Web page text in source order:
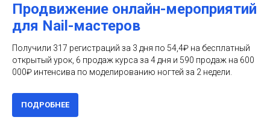
Продвижение онлайн-мероприятий
для Nail-мастеров
Получили 317 регистраций за 3 дня по 54,4₽ на бесплатный
открытый урок, 6 продаж курса за 4 дня и 590 продаж на 600
000₽ интенсива по моделированию ногтей за 2 недели.
ПОДРОБНЕЕ